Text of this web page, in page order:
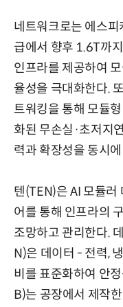
네트워크로는 에스
급에서 향후 1.6T까
인프라를 제공하여
율성을 극대화한다.
트워킹을 통해 모듈
화된 무손실·초저지
력과 확장성을 동시
텐(TEN)은 AI 모듈러
어를 통해 인프라의
조망하고 관리한다.
N)은 데이터 - 전력,
비를 표준화하여 안
B)는 공장에서 제작